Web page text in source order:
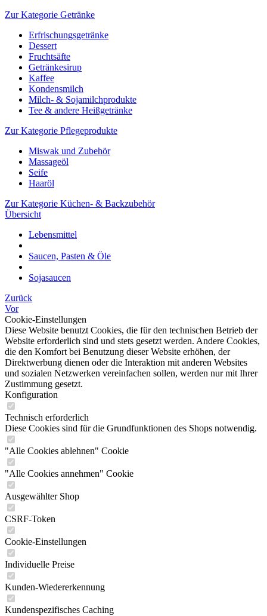
Zur Kategorie Getränke
Erfrischungsgetränke
Dessert
Fruchtsäfte
Getränkesirup
Kaffee
Kondensmilch
Milch- & Sojamilchprodukte
Tee & andere Heißgetränke
Zur Kategorie Pflegeprodukte
Miswak und Zubehör
Massageöl
Seife
Haaröl
Zur Kategorie Küchen- & Backzubehör
Übersicht
Lebensmittel
Saucen, Pasten & Öle
Sojasaucen
Zurück
Vor
Cookie-Einstellungen
Diese Website benutzt Cookies, die für den technischen Betrieb der
Website erforderlich sind und stets gesetzt werden. Andere Cookies,
die den Komfort bei Benutzung dieser Website erhöhen, der
Direktwerbung dienen oder die Interaktion mit anderen Websites
und sozialen Netzwerken vereinfachen sollen, werden nur mit Ihrer
Zustimmung gesetzt.
Konfiguration
Technisch erforderlich
Diese Cookies sind für die Grundfunktionen des Shops notwendig.
"Alle Cookies ablehnen" Cookie
"Alle Cookies annehmen" Cookie
Ausgewählter Shop
CSRF-Token
Cookie-Einstellungen
Individuelle Preise
Kunden-Wiedererkennung
Kundenspezifisches Caching